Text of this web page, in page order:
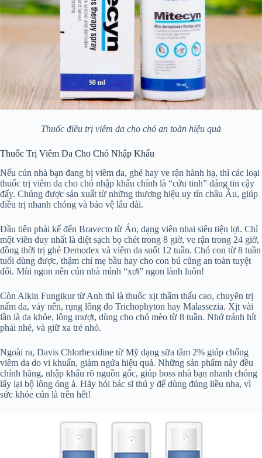
Thuốc điều trị viêm da cho chó an toàn hiệu quả
Thuốc Trị Viêm Da Cho Chó Nhập Khẩu
Nếu cún nhà bạn đang bị viêm da, ghẻ hay ve rận hành hạ, thì các loại
thuốc trị viêm da cho chó nhập khẩu chính là “cứu tinh” đáng tin cậy
đấy. Chúng được sản xuất từ những thương hiệu uy tín châu Âu, giúp
điều trị nhanh chóng và bảo vệ lâu dài.
Đầu tiên phải kể đến Bravecto từ Áo, dạng viên nhai siêu tiện lợi. Chỉ
một viên duy nhất là diệt sạch bọ chét trong 8 giờ, ve rận trong 24 giờ,
đồng thời trị ghẻ Demodex và viêm da suốt 12 tuần. Chó con từ 8 tuần
tuổi dùng được, thậm chí mẹ bầu hay cho con bú cũng an toàn tuyệt
đối. Mùi ngon nên cún nhà mình “xơi” ngon lành luôn!
Còn Alkin Fungikur từ Anh thì là thuốc xịt thẩm thấu cao, chuyên trị
nấm da, vảy nến, rụng lông do Trichophyton hay Malassezia. Xịt vài
lần là da khỏe, lông mượt, dùng cho chó mèo từ 8 tuần. Nhớ tránh hít
phải nhé, và giữ xa trẻ nhỏ.
Ngoài ra, Davis Chlorhexidine từ Mỹ dạng sữa tắm 2% giúp chống
viêm da do vi khuẩn, giảm ngứa hiệu quả. Những sản phẩm này đều
chính hãng, nhập khẩu rõ nguồn gốc, giúp boss nhà bạn nhanh chóng
lấy lại bộ lông óng ả. Hãy hỏi bác sĩ thú y để dùng đúng liều nha, vì
sức khỏe cún là trên hết!